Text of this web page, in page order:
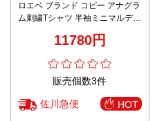
ロエベ ブランド コピー アナグラ
ム刺繍Tシャツ 半袖ミニマルデザ
11780円
販売個数3件
佐川急便 HOT